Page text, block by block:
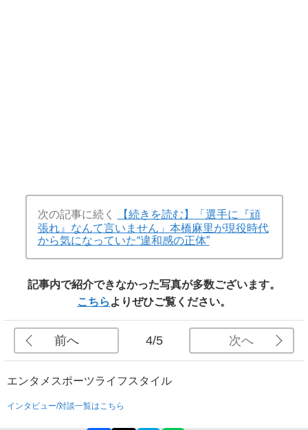
次の記事に続く
【続きを読む】「選手に『頑
張れ』なんて言いません」本橋麻里が現役時代
から気になっていた“違和感の正体”
記事内で紹介できなかった写真が多数ございます。
こちら よりぜひご覧ください。
前へ 4/5 次へ
エンタメ スポーツライフスタイル
インタビュー/対談一覧はこちら